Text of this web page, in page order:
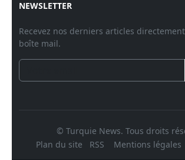
NEWSLETTER
Recevez nos derniers articles
boîte mail.
© Turquie News. Tous droits
Plan du site
RSS Mentions légales